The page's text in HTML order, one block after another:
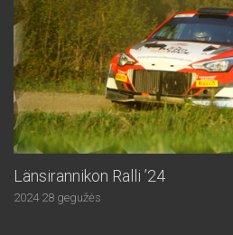
Länsirannikon Ralli ’24
2024 28 gegužės